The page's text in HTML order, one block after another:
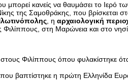
μπορεί κανείς να θαυμάσει το Ιερό
της Σαμοθράκης, που βρίσκεται
, η αρχαιολογική
Φιλίππους, στη Μαρώνεια και στο
Φιλίππους όπου φυλακίστηκε
βαπτίστηκε η πρώτη Ελληνίδα